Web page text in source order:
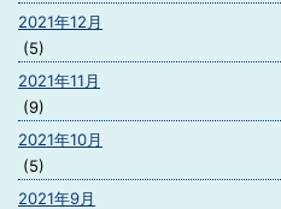
2021年12月
(5)
2021年11月
(9)
2021年10月
(5)
2021年9月